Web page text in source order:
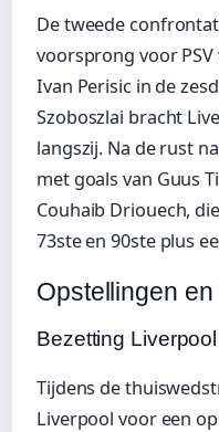
De tweede
voorsprong voor
Ivan Perisic in de
Szoboszlai bracht
langszij. Na de rust
met goals van Guus
Couhaib Driouech,
73ste en 90ste plus
Opstellingen
Bezetting
Tijdens de
Liverpool voor een